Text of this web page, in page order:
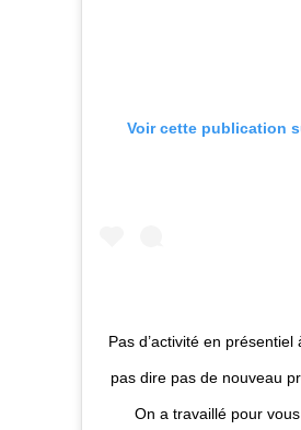
Voir cette publication
Pas d’activité en
pas dire pas de nouveau
On a travaillé pour